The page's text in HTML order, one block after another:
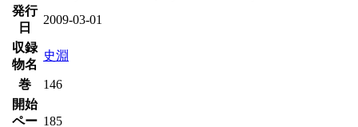
発行
日
2009-03-01
収録
物名
史淵
巻
146
開始
ペー 185